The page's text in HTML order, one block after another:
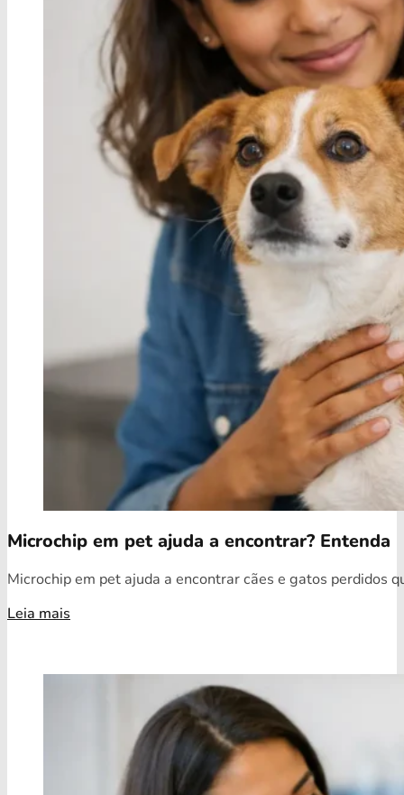
Microchip em pet ajuda a encontrar? Entenda
Microchip em pet ajuda a encontrar cães e gatos perdidos
Leia mais